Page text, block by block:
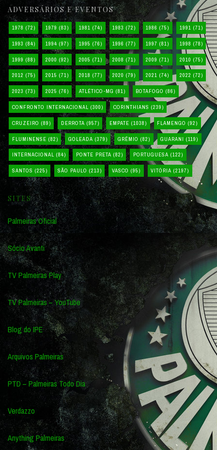
ADVERSÁRIOS E EVENTOS
1978 (72) 1979 (83) 1981 (74) 1983 (72) 1986 (75) 1991 (71)
1993 (84) 1994 (97) 1995 (76) 1996 (77) 1997 (81) 1998 (78)
1999 (88) 2000 (92) 2005 (71) 2008 (71) 2009 (71) 2010 (75)
2012 (75) 2015 (71) 2018 (77) 2020 (79) 2021 (74) 2022 (72)
2023 (73) 2025 (76) ATLÉTICO-MG (81) BOTAFOGO (86)
CONFRONTO INTERNACIONAL (300) CORINTHIANS (239)
CRUZEIRO (89) DERROTA (957) EMPATE (1038) FLAMENGO (92)
FLUMINENSE (82) GOLEADA (379) GRÊMIO (82) GUARANI (119)
INTERNACIONAL (84) PONTE PRETA (82) PORTUGUESA (122)
SANTOS (225) SÃO PAULO (213) VASCO (95) VITÓRIA (2197)
SITES
Palmeiras Oficial
Sócio Avanti
TV Palmeiras Play
TV Palmeiras – YouTube
Blog do IPE
Arquivos Palmeiras
PTD – Palmeiras Todo Dia
Verdazzo
Anything Palmeiras